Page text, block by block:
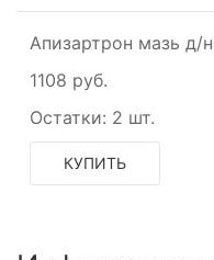
Апизартрон мазь д/
1108 руб.
Остатки: 2 шт.
КУПИТЬ